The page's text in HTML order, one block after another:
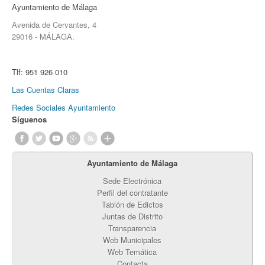
Ayuntamiento de Málaga
Avenida de Cervantes, 4
29016 - MÁLAGA.
Tlf: 951 926 010
Las Cuentas Claras
Redes Sociales Ayuntamiento
Síguenos
Ayuntamiento de Málaga
Sede Electrónica
Perfil del contratante
Tablón de Edictos
Juntas de Distrito
Transparencia
Web Municipales
Web Temática